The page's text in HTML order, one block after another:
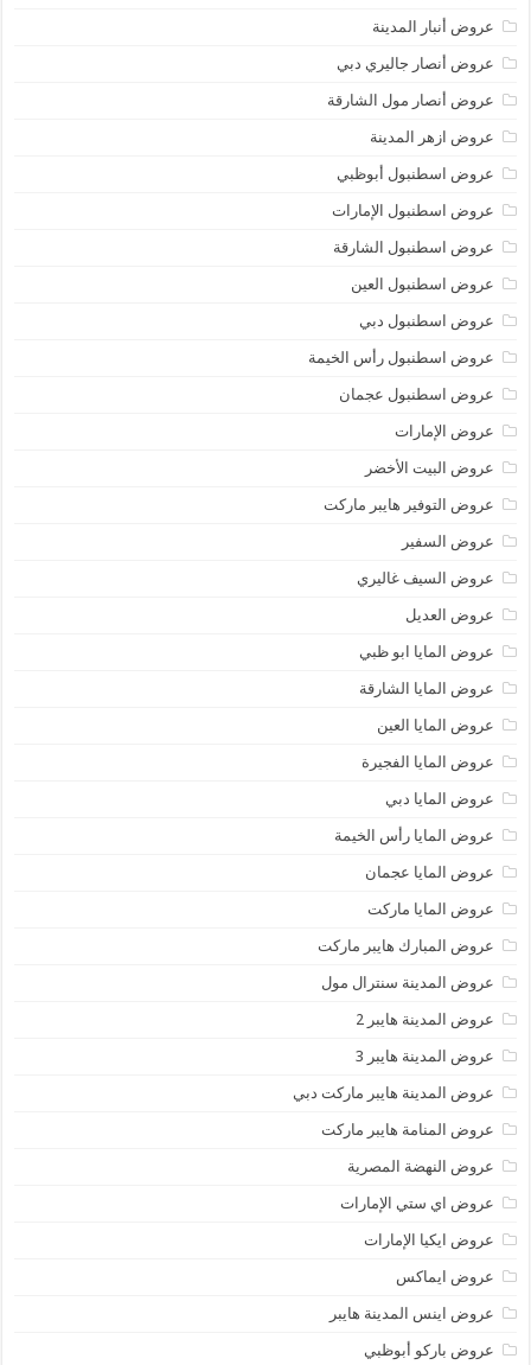
عروض أنبار المدينة
عروض أنصار جاليري دبي
عروض أنصار مول الشارقة
عروض ازهر المدينة
عروض اسطنبول أبوظبي
عروض اسطنبول الإمارات
عروض اسطنبول الشارقة
عروض اسطنبول العين
عروض اسطنبول دبي
عروض اسطنبول رأس الخيمة
عروض اسطنبول عجمان
عروض الإمارات
عروض البيت الأخضر
عروض التوفير هايبر ماركت
عروض السفير
عروض السيف غاليري
عروض العديل
عروض المايا ابو ظبي
عروض المايا الشارقة
عروض المايا العين
عروض المايا الفجيرة
عروض المايا دبي
عروض المايا رأس الخيمة
عروض المايا عجمان
عروض المايا ماركت
عروض المبارك هايبر ماركت
عروض المدينة سنترال مول
عروض المدينة هايبر 2
عروض المدينة هايبر 3
عروض المدينة هايبر ماركت دبي
عروض المنامة هايبر ماركت
عروض النهضة المصرية
عروض اي ستي الإمارات
عروض ايكيا الإمارات
عروض ايماكس
عروض اينس المدينة هايبر
عروض باركو أبوظبي